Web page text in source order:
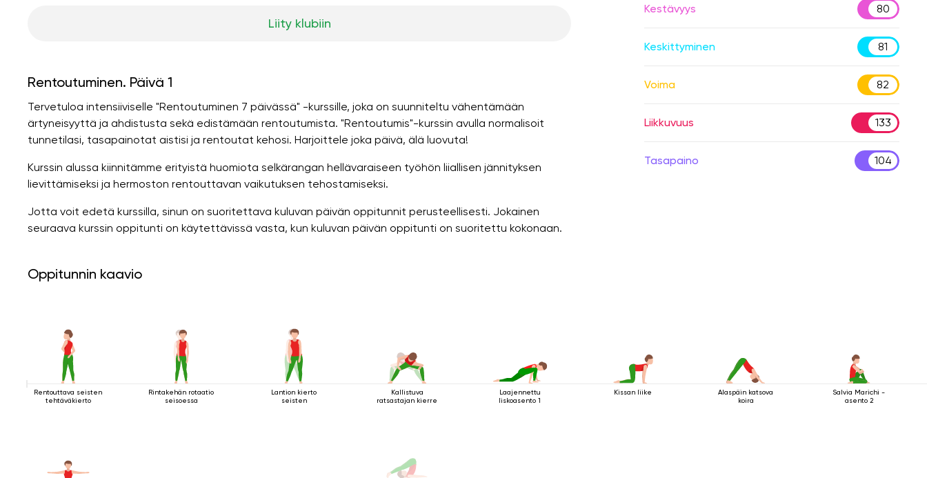
Liity klubiin
Rentoutuminen. Päivä 1
Tervetuloa intensiiviselle "Rentoutuminen 7 päivässä" -kurssille, joka on suunniteltu vähentämään
ärtyneisyyttä ja ahdistusta sekä edistämään rentoutumista. "Rentoutumis"-kurssin avulla normalisoit
tunnetilasi, tasapainotat aistisi ja rentoutat kehosi. Harjoittele joka päivä, älä luovuta!
Kurssin alussa kiinnitämme erityistä huomiota selkärangan hellävaraiseen työhön liiallisen jännityksen
lievittämiseksi ja hermoston rentouttavan vaikutuksen tehostamiseksi.
Jotta voit edetä kurssilla, sinun on suoritettava kuluvan päivän oppitunnit perusteellisesti. Jokainen
seuraava kurssin oppitunti on käytettävissä vasta, kun kuluvan päivän oppitunti on suoritettu kokonaan.
Kestävyys 80
Keskittyminen 81
Voima 82
Liikkuvuus 133
Tasapaino 104
Oppitunnin kaavio
Rentouttava seisten
tehtäväkierto
Rintakehän rotaatio
seisoessa
Lantion kierto
seisten
Kallistuva
ratsastajan kierre
Laajennettu
liskoasento 1
Kissan liike
Alaspäin katsova
koira
Salvia Marichi -
asento 2